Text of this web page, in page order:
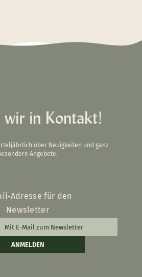
wir in Kontakt!
über Neuigkeiten und ganz
Angebote.
für den
Newsletter
ANMELDEN